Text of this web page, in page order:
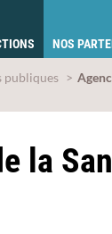
NOS
publiques
la